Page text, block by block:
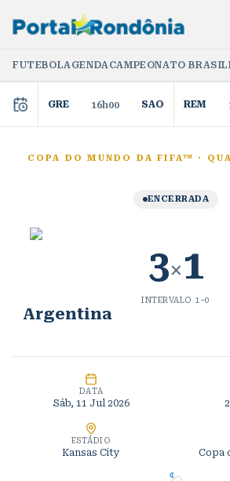
FUTEBOLAGENDACAMPEONATO
GRE 16h00 SAO REM
COPA DO MUNDO DA FIFA™ ·
ENCERRADA
Argentina
3×1
INTERVALO 1 –0
DATA
Sáb, 11 Jul 2026
ESTÁDIO
Kansas City Copa